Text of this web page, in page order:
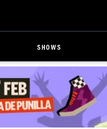
SHOWS